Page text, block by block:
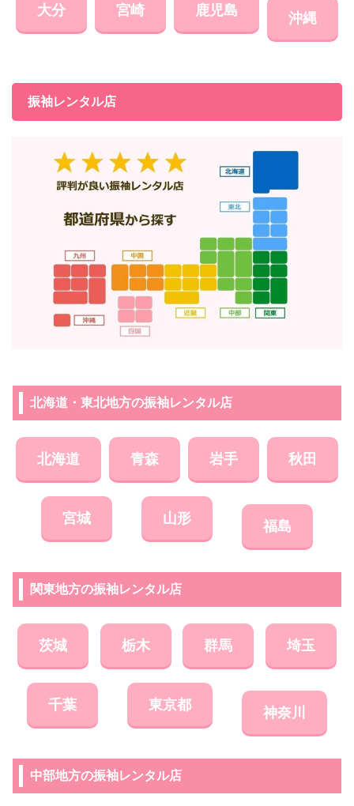
大分 宮崎 鹿児島 沖縄
振袖レンタル店
北海道・東北地方の振袖レンタル店
北海道 青森 岩手 秋田
宮城 山形 福島
関東地方の振袖レンタル店
茨城 栃木 群馬 埼玉
千葉 東京都 神奈川
中部地方の振袖レンタル店